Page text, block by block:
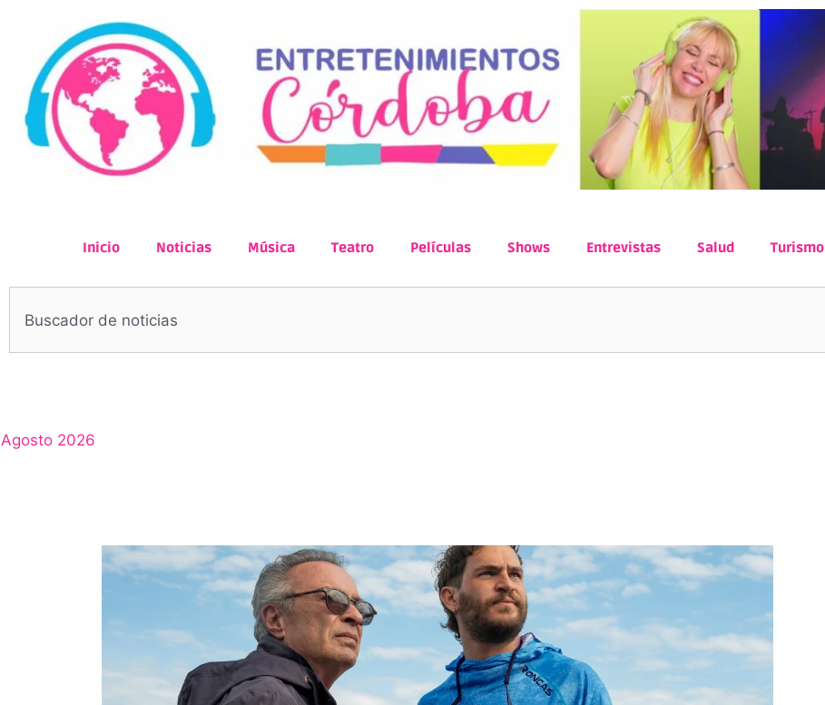
Inicio Noticias Música Teatro Películas Shows Entrevistas Salud Turismo
Agosto 2026